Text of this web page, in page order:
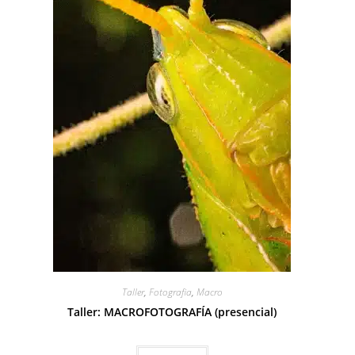
Taller, Fotografia, Macro
Taller: MACROFOTOGRAFÍA (presencial)